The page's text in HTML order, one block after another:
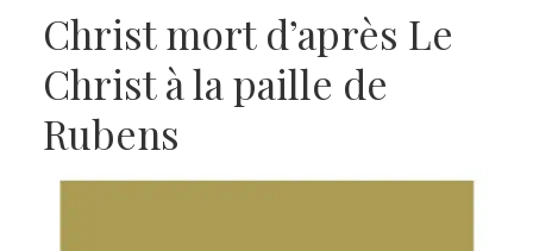
Christ mort d’après Le
Christ à la paille de
Rubens